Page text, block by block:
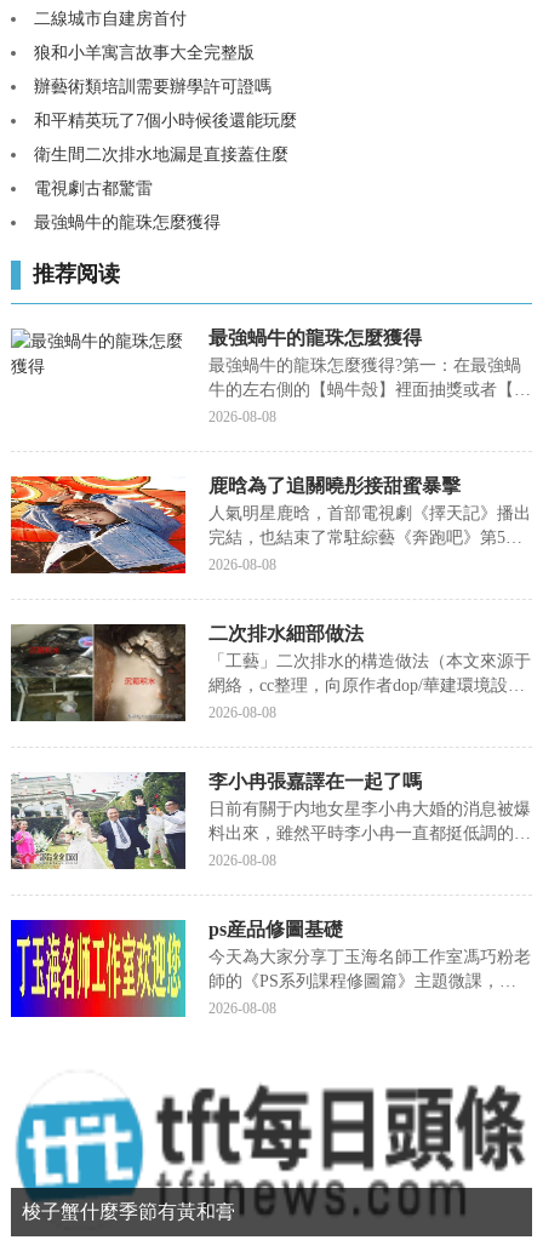
二線城市自建房首付
狼和小羊寓言故事大全完整版
辦藝術類培訓需要辦學許可證嗎
和平精英玩了7個小時候後還能玩麼
衛生間二次排水地漏是直接蓋住麼
電視劇古都驚雷
最強蝸牛的龍珠怎麼獲得
推荐阅读
最強蝸牛的龍珠怎麼獲得
最強蝸牛的龍珠怎麼獲得?第一：在最強蝸
牛的左右側的【蝸牛殼】裡面抽獎或者【探
索】都能獲得【龍珠】，今天小編就來聊一
麼獲得第一：在最強蝸牛的左右側的【蝸牛
殼】裡面抽獎...
2026-08-08
鹿晗為了追關曉彤接甜蜜暴擊
人氣明星鹿晗，首部電視劇《擇天記》播出
完結，也結束了常駐綜藝《奔跑吧》第5季
的錄制，很多粉絲都關心他的下一部作品動
古力娜紮之前還一直傳聞女主是鄭爽，引得
粉絲們很是期...
2026-08-08
二次排水細部做法
「工藝」二次排水的構造做法（本文來源于
網絡，cc整理，向原作者dop/華建環境設計
研究所緻謝！）一、二次排水相關術語1.一
二次排水是從普通防水工藝演變而來的一種
高...
2026-08-08
李小冉張嘉譯在一起了嗎
日前有關于内地女星李小冉大婚的消息被爆
料出來，雖然平時李小冉一直都挺低調的，
但她的忠實粉絲們卻還真不少，所以對于她
禁感歎她的堅強，要知道在結婚之前受過情
傷的李小冉還...
2026-08-08
ps産品修圖基礎
今天為大家分享丁玉海名師工作室馮巧粉老
師的《PS系列課程修圖篇》主題微課，帶
大家了解PS修圖方法，歡迎大家學習欣
2026-08-08
梭子蟹什麼季節有黃和膏